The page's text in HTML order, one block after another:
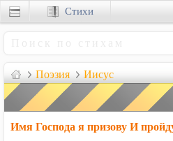
Поэзия Иисус
Стихи